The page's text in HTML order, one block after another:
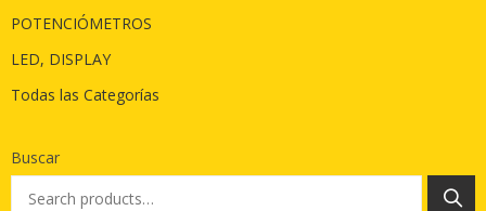
POTENCIÓMETROS
LED, DISPLAY
Todas las Categorías
Buscar